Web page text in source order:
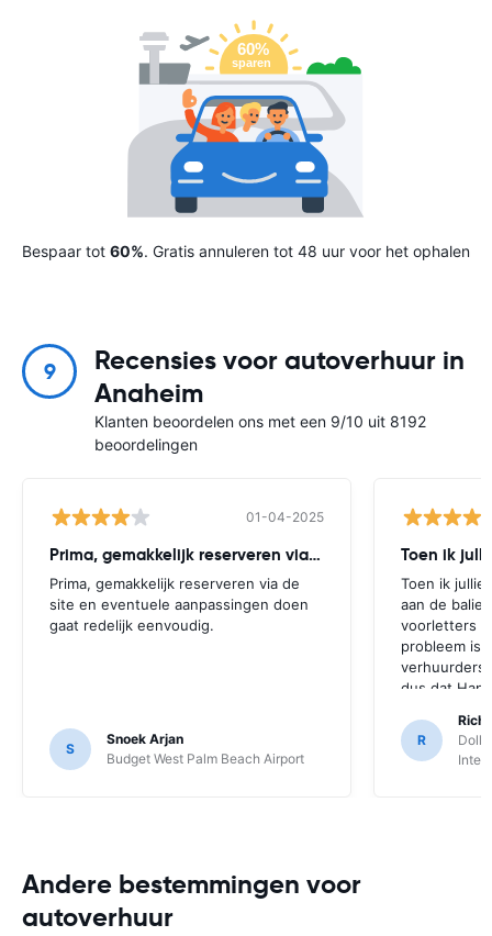
Bespaar tot 60%. Gratis annuleren tot 48 uur voor het ophalen
9
Recensies voor autoverhuur in
Anaheim
Klanten beoordelen ons met een 9/10 uit 8192
beoordelingen
01-04-2025
Prima, gemakkelijk reserveren via de
Prima, gemakkelijk reserveren via de
site en eventuele aanpassingen doen
gaat redelijk eenvoudig.
S
Snoek Arjan
Budget West Palm Beach Airport
Toen ik
Toen ik
aan de
voorletters
probleem is
verhuurders
dus dat
R
Andere bestemmingen voor
autoverhuur